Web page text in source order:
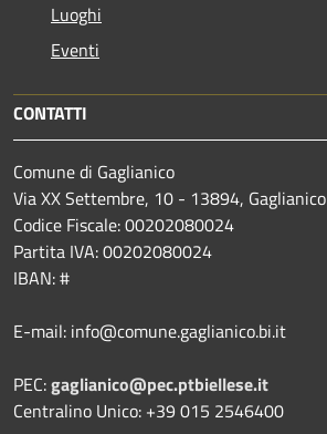
Luoghi
Eventi
CONTATTI
Comune di Gaglianico
Via XX Settembre, 10 - 13894,
Codice Fiscale: 00202080024
Partita IVA: 00202080024
IBAN: #
E-mail: info@comune.gaglianico.bi.it
PEC:gaglianico@pec.ptbiellese.it
Centralino Unico: +39 015 2546400